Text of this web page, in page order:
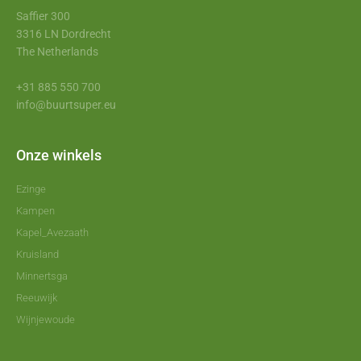
Saffier 300
3316 LN Dordrecht
The Netherlands
+31 885 550 700
info@buurtsuper.eu
Onze winkels
Ezinge
Kampen
Kapel_Avezaath
Kruisland
Minnertsga
Reeuwijk
Wijnjewoude